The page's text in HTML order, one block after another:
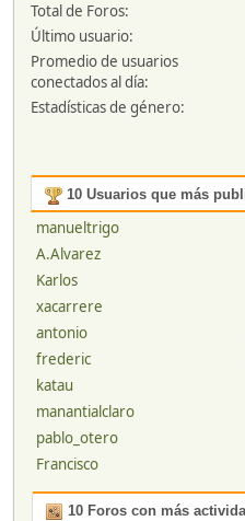
Total de Foros:
Último usuario:
Promedio de usuarios
conectados al día:
Estadísticas de género:
10 Usuarios que más
manueltrigo
A.Alvarez
Karlos
xacarrere
antonio
frederic
katau
manantialclaro
pablo_otero
Francisco
10 Foros con más